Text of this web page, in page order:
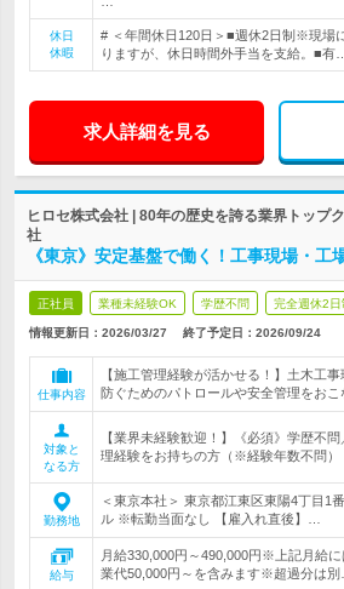
休日
休暇
# ＜年間休日120日＞■週休2日制※現場
りますが、休日時間外手当を支給。■有…
求人詳細を見る
ヒロセ株式会社 | 80年の歴史を誇る業界トップ
社
《東京》安定基盤で働く！工事現場・工
正社員 業種未経験OK 学歴不問 完全週休2日
情報更新日：2026/03/27 終了予定日： 2026/09/24
仕事内容
【施工管理経験が活かせる！】土木工
防ぐためのパトロールや安全管理をおこ
対象と
なる方
【業界未経験歓迎！】《必須》学歴不
理経験をお持ちの方（※経験年数不問）
勤務地
＜東京本社＞ 東京都江東区東陽4丁目1
ル ※転勤当面なし 【雇入れ直後】…
給与
月給330,000円～490,000円※上記月給
業代50,000円～を含みます※超過分は別